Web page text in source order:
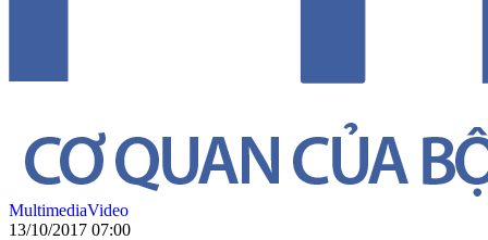
MultimediaVideo
13/10/2017 07:00